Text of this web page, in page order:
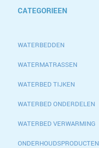
CATEGORIEEN
WATERBEDDEN
WATERMATRASSEN
WATERBED TIJKEN
WATERBED ONDERDELEN
WATERBED VERWARMING
ONDERHOUDSPRODUCTEN